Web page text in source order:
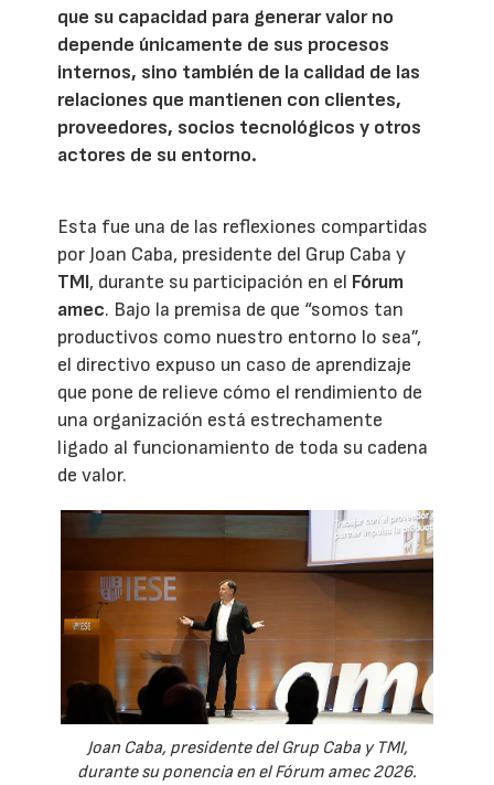
que su capacidad para generar valor no
depende únicamente de sus procesos
internos, sino también de la calidad de las
relaciones que mantienen con clientes,
proveedores, socios tecnológicos y otros
actores de su entorno.
Esta fue una de las reflexiones compartidas
por Joan Caba, presidente del Grup Caba y
TMI, durante su participación en el Fórum
amec. Bajo la premisa de que “somos tan
productivos como nuestro entorno lo sea”,
el directivo expuso un caso de aprendizaje
que pone de relieve cómo el rendimiento de
una organización está estrechamente
ligado al funcionamiento de toda su cadena
de valor.
Joan Caba, presidente del Grup Caba y TMI,
durante su ponencia en el Fórum amec 2026.